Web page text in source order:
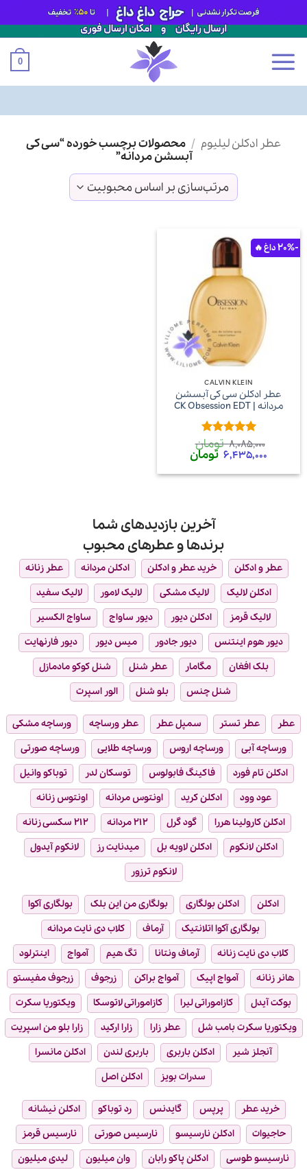
0
عطر ادکلن لیلیوم / محصولات برچسب خورده “سی کی
آبسشن مردانه”
-20%
CALVIN KLEIN
عطر ادکلن سی کی آبسشن
مردانه | CK Obsession EDT
امتیاز5از
5
8,085,000 تومان
قیمت
اصلی
8,085,000 تومان
بود.
6,435,000 تومان
است.
آخرین بازدیدهای شما
برندها و عطرهای محبوب
عطر و ادکلن خرید عطر و ادکلن ادکلن مردانه
عطر زنانه
ادکلن لالیک
لالیک مشکی لالیک لامور
لالیک سفید
لالیک قرمز
ادکلن دیور دیور ساواج
ساواج الکسیر
دیور هوم اینتنس
دیور جادور میس دیور
دیور فارنهایت
بلک افغان
مگامار عطر شنل
شنل کوکو مادمازل
شنل چنس
بلو شنل الور اسپرت
عطر عطر تستر سمپل عطر عطر ورساچه
ورساچه مشکی
ورساچه آبی
ورساچه اروس ورساچه طلایی
ورساچه صورتی
ادکلن تام فورد
فاکینگ فابولوس توسکان لدر
توباکو وانیل
عود وود
ادکلن کرید اونتوس مردانه
اونتوس زنانه
ادکلن کارولینا هررا
گود گرل ۲۱۲ مردانه
۲۱۲ سکسی زنانه
ادکلن لانکوم
ادکلن لاویه بل میدنایت رز
لانکوم آیدول
لانکوم ترزور
ادکلن ادکلن بولگاری بولگاری من این بلک
بولگاری آکوا
بولگاری آکوا اتلانتیک
آرماف
کلاب دی نایت مردانه
کلاب دی نایت زنانه
آرماف ونتانا تگ هیم آمواج
اینترلود
هانر زنانه
آمواج اپیک آمواج براکن زرجوف
زرجوف مفیستو
بوکت آیدل
کازاموراتی لیرا کازاموراتی لاتوسکا
ویکتوریا سکرت
ویکتوریا سکرت بامب شل
عطر زارا زارا ارکید
زارا بلو من اسپریت
آنجلز شیر
ادکلن باربری باربری لندن
ادکلن مانسرا
سدرات بویز
ادکلن اصل
خرید عطر پرپس گایدنس رد توباکو
ادکلن نیشانه
حاجیوات
ادکلن نارسیسو نارسیس صورتی
نارسیس قرمز
نارسیسو طوسی
ادکلن پاکو رابان وان میلیون
لیدی میلیون